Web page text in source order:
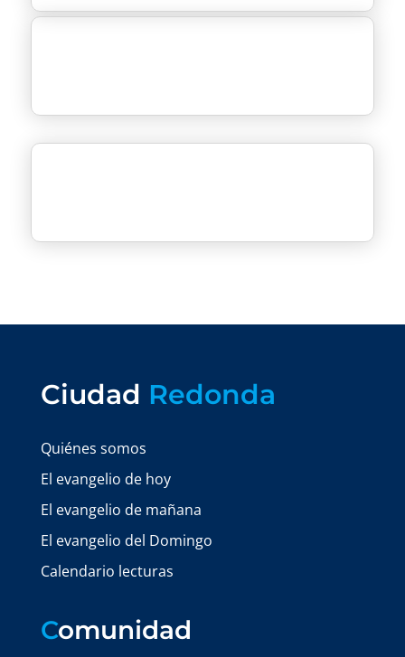
Ciudad Redonda
Quiénes somos
El evangelio de hoy
El evangelio de mañana
El evangelio del Domingo
Calendario lecturas
Comunidad